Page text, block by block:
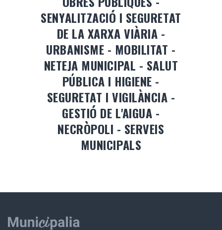
SENYALITZACIÓ I SEGURETAT
DE LA XARXA VIÀRIA -
URBANISME - MOBILITAT -
NETEJA MUNICIPAL - SALUT
PÚBLICA I HIGIENE -
SEGURETAT I VIGILÀNCIA -
GESTIÓ DE L'AIGUA -
NECRÒPOLI - SERVEIS
MUNICIPALS